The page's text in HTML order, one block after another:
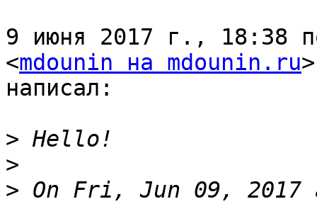
9 июня 2017 г., 18:38
<mdounin на mdounin.ru>
написал:
>
>
> On Fri, Jun 09, 2017